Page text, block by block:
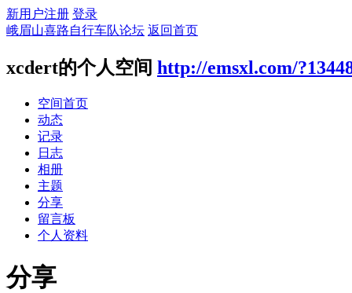
新用户注册 登录
峨眉山喜路自行车队论坛 返回首页
xcdert的个人空间 http://emsxl.com/
空间首页
动态
记录
日志
相册
主题
分享
留言板
个人资料
分享